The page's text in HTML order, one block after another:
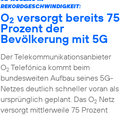
REKORDGESCHWINDIGKEIT:
O2 versorgt bereits 75
Prozent der
Bevölkerung mit 5G
Der Telekommunikationsanbieter
O2Telefónica kommt beim
bundesweiten Aufbau seines 5G-
Netzes deutlich schneller voran als
ursprünglich geplant. Das O2Netz
versorgt mittlerweile 75 Prozent